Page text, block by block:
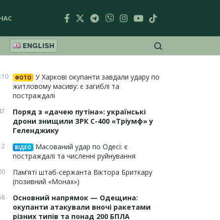
ENGLISH
ФОТО
У Харкові окупанти завдали удару по
житловому масиву: є загиблі та
постраждалі
Поряд з «дачею путіна»: українські
дрони знищили ЗРК С-400 «Тріумф» у
Геленджику
ВІДЕО
Масований удар по Одесі: є
постраждалі та численні руйнування
Пам’яті штаб-сержанта Віктора Бриткару
(позивний «Монах»)
Основний напрямок — Одещина:
окупанти атакували вночі ракетами
різних типів та понад 200 БПЛА